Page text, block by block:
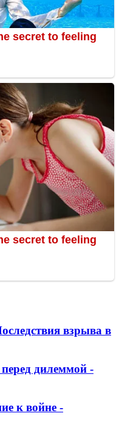
взрыва в
дилеммой -
к войне -